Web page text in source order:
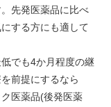
先発医薬品に比べ
する方にも適して
でも4か月程度の継
前提にするなら
医薬品(後発医薬